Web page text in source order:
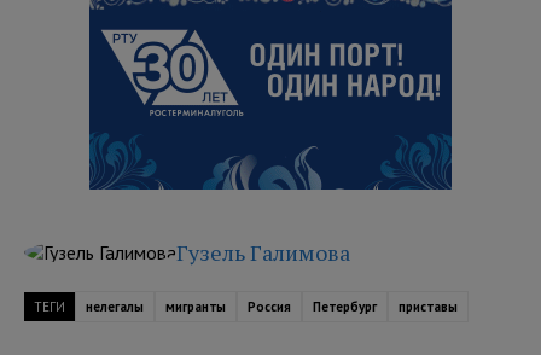
Гузель Галимова
ТЕГИ нелегалы мигранты Россия Петербург приставы